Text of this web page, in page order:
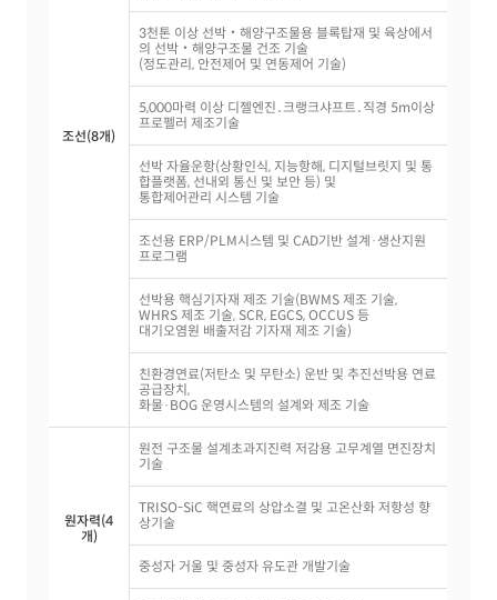
조선(8개)
3천톤 이상 선박‧해양구조물용 블록탑재 및 육상에서
의 선박‧해양구조물 건조 기술
(정도관리, 안전제어 및 연동제어 기술)
5,000마력 이상 디젤엔진․크랭크샤프트․직경 5m이상
프로펠러 제조기술
선박 자율운항(상황인식, 지능항해, 디지털브릿지 및 통
합플랫폼, 선내외 통신 및 보안 등) 및
통합제어관리 시스템 기술
조선용 ERP/PLM시스템 및 CAD기반 설계·생산지원
프로그램
선박용 핵심기자재 제조 기술(BWMS 제조 기술,
WHRS 제조 기술, SCR, EGCS, OCCUS 등
대기오염원 배출저감 기자재 제조 기술)
친환경연료(저탄소 및 무탄소) 운반 및 추진선박용 연료
공급장치,
화물·BOG 운영시스템의 설계와 제조 기술
원자력(4
개)
원전 구조물 설계초과지진력 저감용 고무계열 면진장치
기술
TRISO-SiC 핵연료의 상압소결 및 고온산화 저항성 향
상기술
중성자 거울 및 중성자 유도관 개발기술